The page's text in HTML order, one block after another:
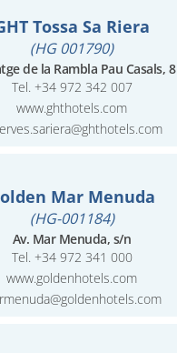
Tossa Sa Riera
(HG 001790)
de la Rambla Pau Casals, 8
Tel. +34 972 342 007
www.ghthotels.com
Mar Menuda
(HG-001184)
Av. Mar Menuda, s/n
Tel. +34 972 341 000
www.goldenhotels.com